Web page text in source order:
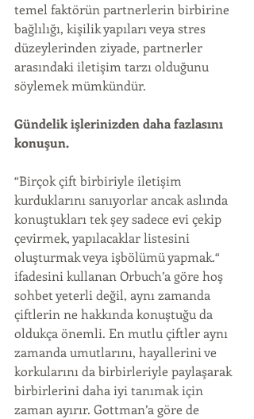
temel faktörün partnerlerin birbirine
bağlılığı, kişilik yapıları veya stres
düzeylerinden ziyade, partnerler
arasındaki iletişim tarzı olduğunu
söylemek mümkündür.
Gündelik işlerinizden daha fazlasını
konuşun.
“Birçok çift birbiriyle iletişim
kurduklarını sanıyorlar ancak aslında
konuştukları tek şey sadece evi çekip
çevirmek, yapılacaklar listesini
oluşturmak veya işbölümü yapmak.“
ifadesini kullanan Orbuch’a göre hoş
sohbet yeterli değil, aynı zamanda
çiftlerin ne hakkında konuştuğu da
oldukça önemli. En mutlu çiftler aynı
zamanda umutlarını, hayallerini ve
korkularını da birbirleriyle paylaşarak
birbirlerini daha iyi tanımak için
zaman ayırır. Gottman’a göre de